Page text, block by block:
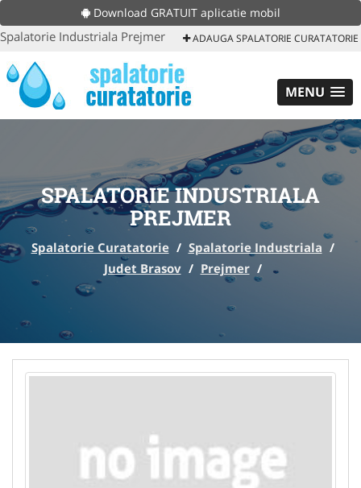
Download GRATUIT aplicatie mobil
Spalatorie Industriala Prejmer ADAUGA SPALATORIE CURATATORIE
MENU
SPALATORIE INDUSTRIALA
PREJMER
Spalatorie Curatatorie / Spalatorie Industriala /
Judet Brasov / Prejmer /